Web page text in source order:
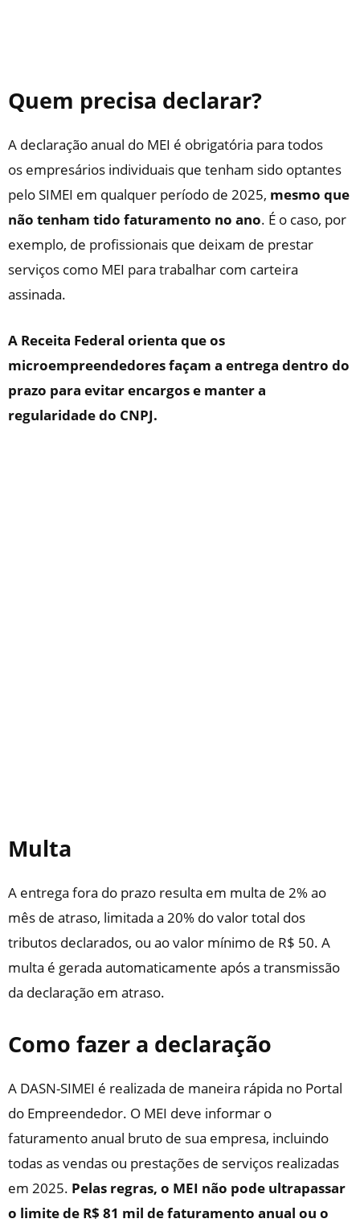
Quem precisa declarar?
A declaração anual do MEI é obrigatória para todos
os empresários individuais que tenham sido optantes
pelo SIMEI em qualquer período de 2025, mesmo que
não tenham tido faturamento no ano. É o caso, por
exemplo, de profissionais que deixam de prestar
serviços como MEI para trabalhar com carteira
assinada.
A Receita Federal orienta que os
microempreendedores façam a entrega dentro do
prazo para evitar encargos e manter a
regularidade do CNPJ.
Multa
A entrega fora do prazo resulta em multa de 2% ao
mês de atraso, limitada a 20% do valor total dos
tributos declarados, ou ao valor mínimo de R$ 50. A
multa é gerada automaticamente após a transmissão
da declaração em atraso.
Como fazer a declaração
A DASN-SIMEI é realizada de maneira rápida no Portal
do Empreendedor. O MEI deve informar o
faturamento anual bruto de sua empresa, incluindo
todas as vendas ou prestações de serviços realizadas
em 2025. Pelas regras, o MEI não pode ultrapassar
o limite de R$ 81 mil de faturamento anual ou o